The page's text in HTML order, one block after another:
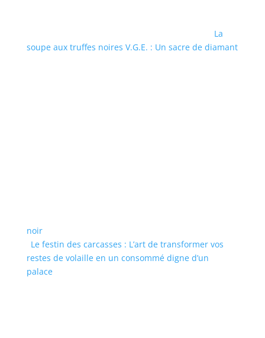
La
soupe aux truffes noires V.G.E. : Un sacre de diamant
noir
Le festin des carcasses : L’art de transformer vos
restes de volaille en un consommé digne d’un
palace